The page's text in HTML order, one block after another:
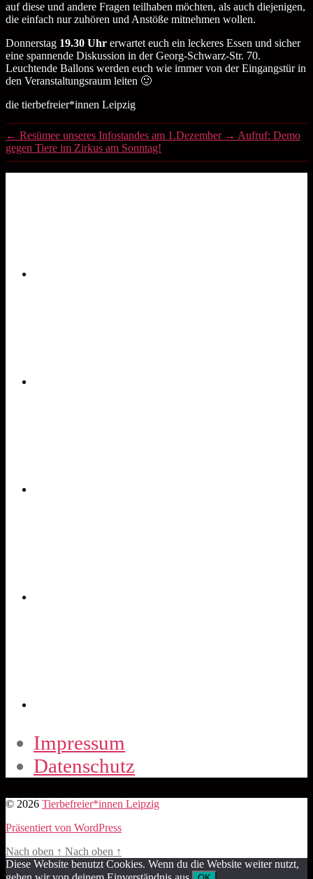
auf diese und andere Fragen teilhaben möchten, als auch diejenigen,
die einfach nur zuhören und Anstöße mitnehmen wollen.
Donnerstag 19.30 Uhr erwartet euch ein leckeres Essen und sicher
eine spannende Diskussion in der Georg-Schwarz-Str. 70.
Leuchtende Ballons werden euch wie immer von der Eingangstür in
den Veranstaltungsraum leiten 🙂
die tierbefreier*innen Leipzig
← Resümee unseres Infostandes am 1.Dezember → Aufruf: Demo
gegen Tiere im Zirkus am Sonntag!
Impressum
Datenschutz
© 2026 Tierbefreier*innen Leipzig
Präsentiert von WordPress
Nach oben ↑ Nach oben ↑
Diese Website benutzt Cookies. Wenn du die Website weiter nutzt,